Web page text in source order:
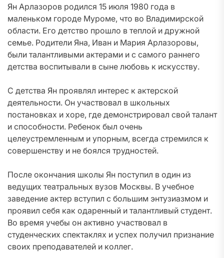
Ян Арлазоров родился 15 июля 1980 года в
маленьком городе Муроме, что во Владимирской
области. Его детство прошло в теплой и дружной
семье. Родители Яна, Иван и Мария Арлазоровы,
были талантливыми актерами и с самого раннего
детства воспитывали в сыне любовь к искусству.
С детства Ян проявлял интерес к актерской
деятельности. Он участвовал в школьных
постановках и хоре, где демонстрировал свой талант
и способности. Ребенок был очень
целеустремленным и упорным, всегда стремился к
совершенству и не боялся трудностей.
После окончания школы Ян поступил в один из
ведущих театральных вузов Москвы. В учебное
заведение актер вступил с большим энтузиазмом и
проявил себя как одаренный и талантливый студент.
Во время учебы он активно участвовал в
студенческих спектаклях и успех получил признание
своих преподавателей и коллег.